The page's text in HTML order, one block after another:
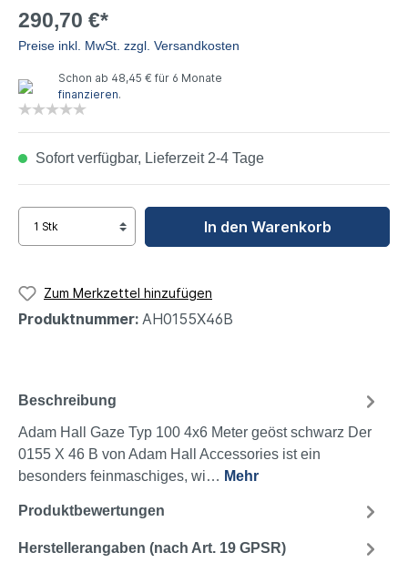
290,70 €*
Preise inkl. MwSt. zzgl. Versandkosten
Schon ab 48,45 € für 6 Monate
finanzieren.
Sofort verfügbar, Lieferzeit 2-4 Tage
In den Warenkorb
Zum Merkzettel hinzufügen
Produktnummer: AH0155X46B
Beschreibung
Adam Hall Gaze Typ 100 4x6 Meter geöst schwarz Der
0155 X 46 B von Adam Hall Accessories ist ein
besonders feinmaschiges, wi… Mehr
Produktbewertungen
Herstellerangaben (nach Art. 19 GPSR)